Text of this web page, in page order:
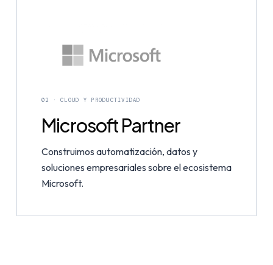
02 · CLOUD Y PRODUCTIVIDAD
Microsoft Partner
Construimos automatización, datos y
soluciones empresariales sobre el ecosistema
Microsoft.